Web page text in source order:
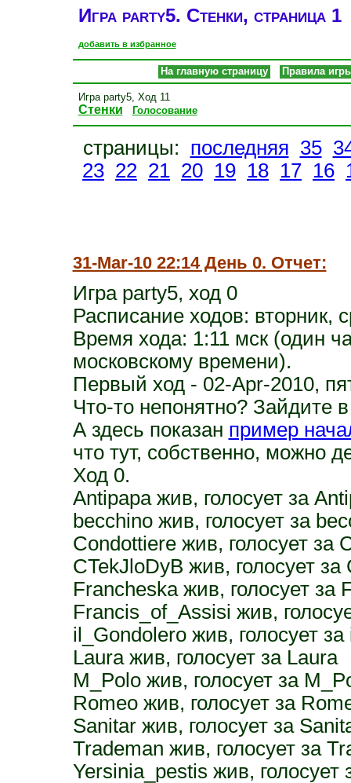
Игра party5. Стенки, страница 1
добавить в избранное
На главную страницу Правила
Игра party5, Ход 11
Стенки Голосование
страницы: последняя 35
23 22 21 20 19 18 17 16
31-Mar-10 22:14 День 0. Отчет:
Игра party5, ход 0
Расписание ходов: вторник,
Время хода: 1:11 мск (один
московскому времени).
Первый ход - 02-Apr-2010,
Что-то непонятно? Зайдите
А здесь показан пример
что тут, собственно, можно
Ход 0.
Antipapa жив, голосует за
becchino жив, голосует за
Condottiere жив, голосует за
CTekJloDyB жив, голосует за
Francheska жив, голосует за
Francis_of_Assisi жив,
il_Gondolero жив, голосует
Laura жив, голосует за Laura
M_Polo жив, голосует за
Romeo жив, голосует за
Sanitar жив, голосует за
Trademan жив, голосует за
Yersinia_pestis жив, голосует